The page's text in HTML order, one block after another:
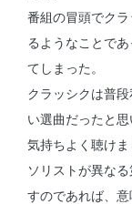
番組の冒頭でク
るようなことで
てしまった。
クラッシクは普
い選曲だったと思
気持ちよく聴けま
ソリストが異な
すのであれば、意